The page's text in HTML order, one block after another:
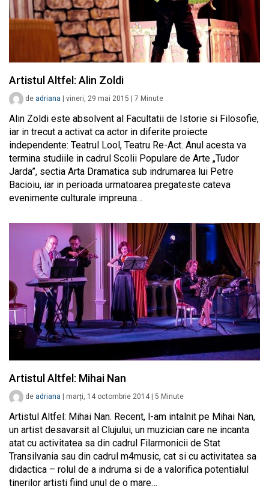
Artistul Altfel: Alin Zoldi
de adriana vineri, 29 mai 2015 7 Minute
Alin Zoldi este absolvent al Facultatii de Istorie si Filosofie,
iar in trecut a activat ca actor in diferite proiecte
independente: Teatrul Lool, Teatru Re-Act. Anul acesta va
termina studiile in cadrul Scolii Populare de Arte „Tudor
Jarda”, sectia Arta Dramatica sub indrumarea lui Petre
Bacioiu, iar in perioada urmatoarea pregateste cateva
evenimente culturale impreuna…
Artistul Altfel: Mihai Nan
de adriana marți, 14 octombrie 2014 5 Minute
Artistul Altfel: Mihai Nan. Recent, l-am intalnit pe Mihai Nan,
un artist desavarsit al Clujului, un muzician care ne incanta
atat cu activitatea sa din cadrul Filarmonicii de Stat
Transilvania sau din cadrul m4music, cat si cu activitatea sa
didactica – rolul de a indruma si de a valorifica potentialul
tinerilor artisti fiind unul de o mare…